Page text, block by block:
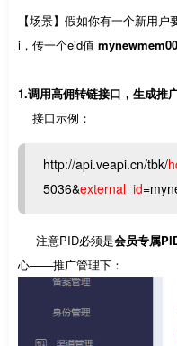
【场景】假如你有一个新用
i，传一个eid值
1.调用高佣转链接口，生成推
接口示例：
http://api.veapi.cn/tbk/
5036&external_id
注意PID必须是会员专属
心——推广管理下：